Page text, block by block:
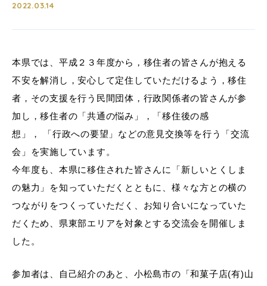
2022.03.14
本県では、平成２３年度から，移住者の皆さんが抱える
不安を解消し，安心して定住していただけるよう，移住
者，その支援を行う民間団体，行政関係者の皆さんが参
加し，移住者の「共通の悩み」，「移住後の感
想」， 「行政への要望」などの意見交換等を行う「交流
会」を実施しています。
今年度も、本県に移住された皆さんに「新しいとくしま
の魅力」を知っていただくとともに、様々な方との横の
つながりをつくっていただく、お知り合いになっていた
だくため、県東部エリアを対象とする交流会を開催しま
した。
参加者は、自己紹介のあと、小松島市の「和菓子店(有)山